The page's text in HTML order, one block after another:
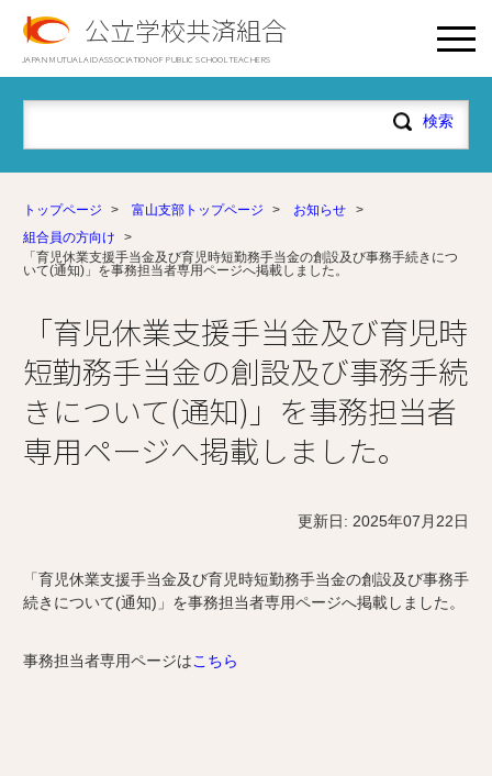
公立学校共済組合
JAPAN MUTUAL AID ASSOCIATION OF PUBLIC SCHOOL TEACHERS
トップページ > 富山支部トップページ > お知らせ
>
組合員の方向け
>
「育児休業支援手当金及び育児時短勤務手当金の創設及び事務手続きにつ
いて(通知)」を事務担当者専用ページへ掲載しました。
「育児休業支援手当金及び育児時
短勤務手当金の創設及び事務手続
きについて(通知)」を事務担当者
専用ページへ掲載しました。
更新日: 2025年07月22日
「育児休業支援手当金及び育児時短勤務手当金の創設及び事務手
続きについて(通知)」を事務担当者専用ページへ掲載しました。
事務担当者専用ページはこちら